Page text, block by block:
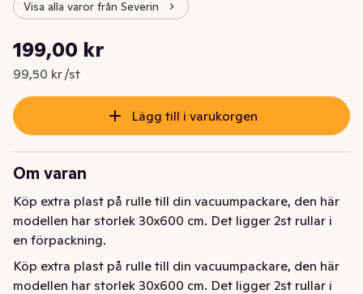
Visa alla varor från Severin
Nuvarande pris är: 199,00 kr
199,00 kr
99,50 kr /st
Styckpris: 99,50 kr /st
Lägg till i varukorgen
Om varan
Köp extra plast på rulle till din vacuumpackare, den här
modellen har storlek 30x600 cm. Det ligger 2st rullar i
en förpackning.
Köp extra plast på rulle till din vacuumpackare, den här
modellen har storlek 30x600 cm. Det ligger 2st rullar i